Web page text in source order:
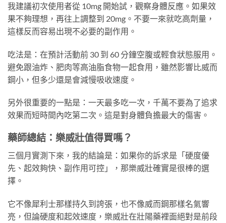
我建議初次使用者從 10mg 開始試，觀察身體反應。如果效
果不夠理想，再往上調整到 20mg。不要一來就吃高劑量，
這樣反而容易出現不必要的副作用。
吃法是：在預計活動前 30 到 60 分鐘空腹或輕食狀態服用。
避免跟油炸、肥肉等高油脂食物一起食用，雖然影響比威而
鋼小，但多少還是會減慢吸收速度。
另外很重要的一點是：一天最多吃一次，千萬不要為了追求
效果而短時間內吃第二次。這是對身體負擔最大的傷害。
藥師總結：樂威壯值得買嗎？
三個月實測下來，我的結論是：如果你的訴求是「硬度優
先、起效夠快、副作用可控」，那樂威壯確實是很棒的選
擇。
它不像犀利士那樣持久到誇張，也不像威而鋼那樣名氣響
亮，但論硬度和起效速度，樂威壯在壯陽藥裡面絕對是前段